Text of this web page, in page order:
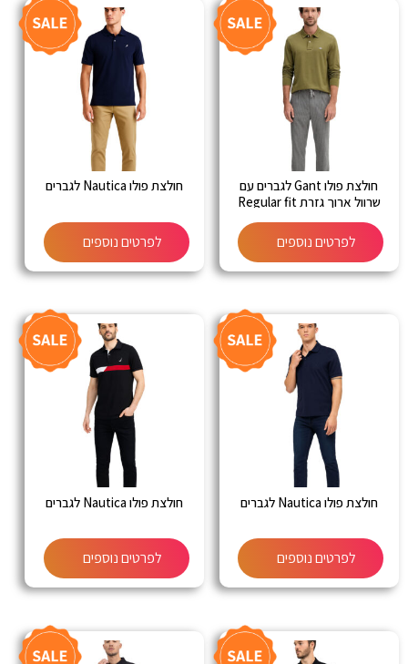
חולצת פולו Gant לגברים עם
שרוול ארוך גזרת Regular fit
לפרטים נוספים
חולצת פולו Nautica לגברים
לפרטים נוספים
חולצת פולו Nautica לגברים
לפרטים נוספים
חולצת פולו Nautica לגברים
לפרטים נוספים